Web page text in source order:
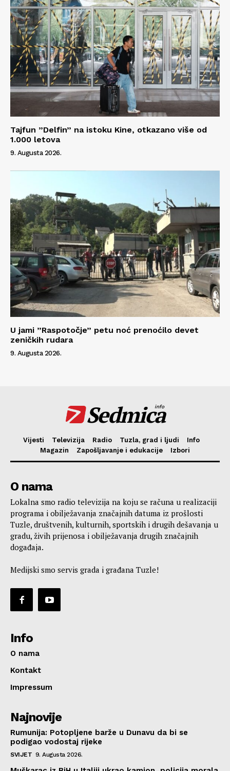
Tajfun ”Delfin” na istoku Kine, otkazano više od
1.000 letova
9. Augusta 2026.
U jami ”Raspotočje” petu noć prenoćilo devet
zeničkih rudara
9. Augusta 2026.
Sedmica
info
Vijesti Televizija Radio Tuzla, grad i ljudi
Info
Magazin
Zapošljavanje i edukacije Izbori
O nama
Lokalna smo radio televizija na koju se računa u realizaciji
programa i obilježavanja značajnih datuma iz prošlosti
Tuzle, društvenih, kulturnih, sportskih i drugih dešavanja u
gradu, živih prijenosa i obilježavanja drugih značajnih
događaja.
Medijski smo servis grada i građana Tuzle!
Info
O nama
Kontakt
Impressum
Najnovije
Rumunija: Potopljene barže u Dunavu da bi se
podigao vodostaj rijeke
SVIJET 9. Augusta 2026.